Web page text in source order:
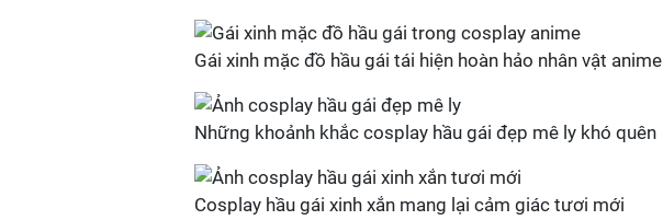
Gái xinh mặc đồ hầu gái tái hiện hoàn hảo nhân vật anime
Những khoảnh khắc cosplay hầu gái đẹp mê ly khó quên
Cosplay hầu gái xinh xắn mang lại cảm giác tươi mới